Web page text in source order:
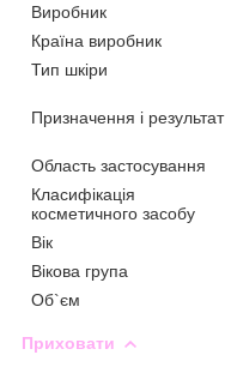
Виробник
Країна виробник
Тип шкіри
Призначення і результат
Область застосування
Класифікація
косметичного засобу
Вік
Вікова група
Об`єм
Приховати